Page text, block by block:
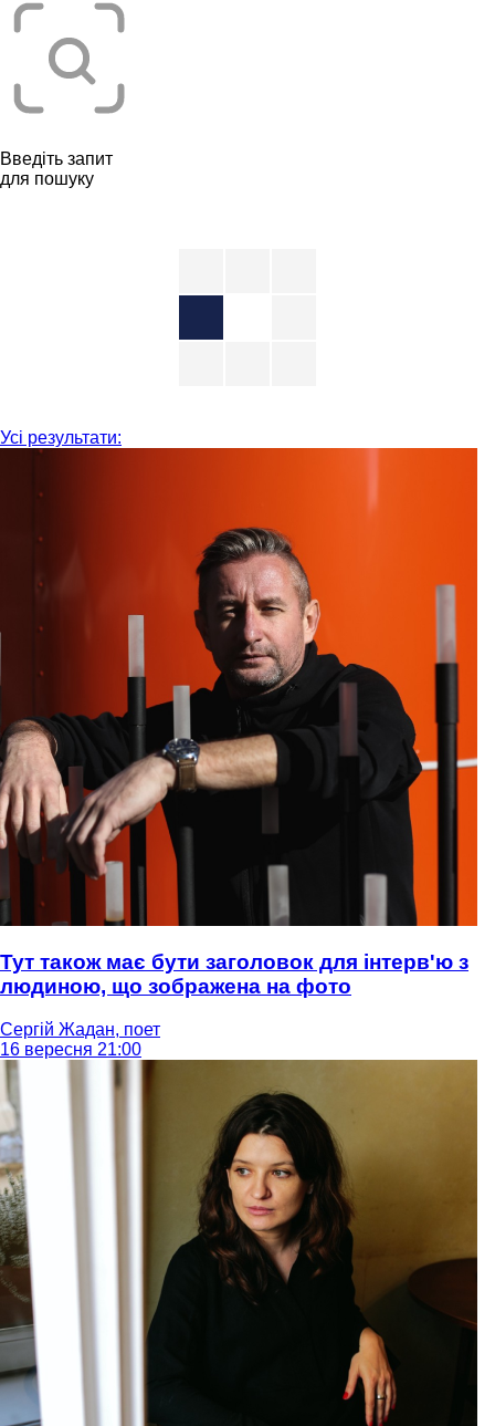
Введіть запит
для пошуку
Усі результати:
Тут також має бути заголовок для інтерв'ю з
людиною, що зображена на фото
Сергій Жадан, поет
16 вересня 21:00